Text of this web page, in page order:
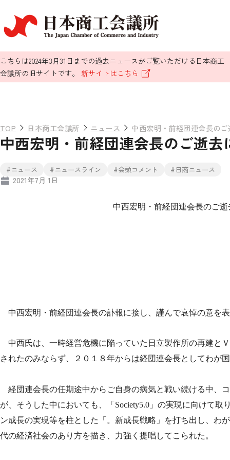
こちらは2024年3月31日までの過去ニュースがご覧いただける日本商工
会議所の旧サイトです。 新サイトはこちら
TOP 日本商工会議所 ニュース 中西宏明・前経団連会長の
中西宏明・前経団連会長のご逝
#ニュース #ニュースライン #会頭コメント #日商ニュース
2021年7月 1日
中西宏明・前経団連会長のご
中西宏明・前経団連会長の訃報に接し、謹んで哀悼の意を
中西氏は、一時経営危機に陥っていた日立製作所の再建と
されたのみならず、２０１８年からは経団連会長としてわが
経団連会長の任期途中からご自身の病気と戦い続ける中、
が、そうした中においても、「 Society5.0 」の実現に向けて取
ン成長の実現等を柱とした「。新成長戦略」を打ち出し、わ
代の経済社会のあり方を描き、力強く提唱してこられた。